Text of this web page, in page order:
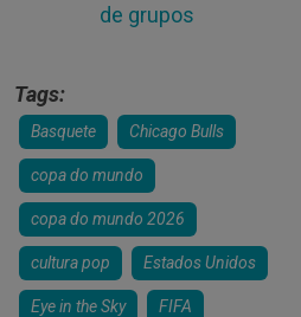
de grupos
Tags:
Basquete Chicago Bulls
copa do mundo
copa do mundo 2026
cultura pop Estados Unidos
Eye in the Sky FIFA